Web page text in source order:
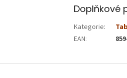
Doplňkové
Kategorie:
EAN: